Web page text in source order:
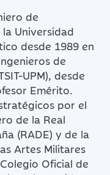
de
Universidad
desde 1989 en
de
UPM), desde
Emérito.
por el
de la Real
(RADE) y de la
Artes Militares
Oficial de